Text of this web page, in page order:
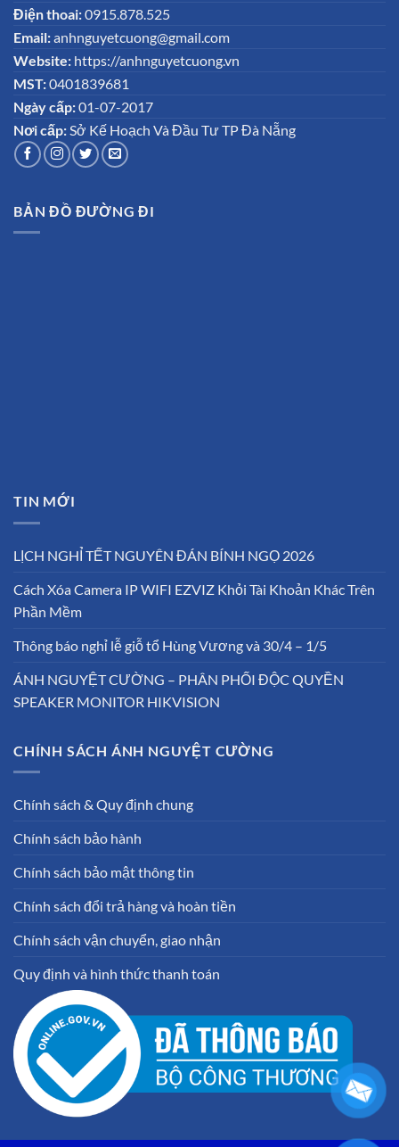
Điện thoai:0915.878.525
Email:anhnguyetcuong@gmail.com
Website: https://anhnguyetcuong.vn
MST:0401839681
Ngày cấp:01-07-2017
Nơi cấp: Sở Kế Hoạch Và Đầu Tư TP Đà Nẵng
BẢN ĐỒ ĐƯỜNG ĐI
TIN MỚI
LỊCH NGHỈ TẾT NGUYÊN ĐÁN BÍNH NGỌ 2026
Cách Xóa Camera IP WIFI EZVIZ Khỏi Tài Khoản Khác Trên
Phần Mềm
Thông báo nghỉ lễ giỗ tổ Hùng Vương và 30/4 – 1/5
ÁNH NGUYỆT CƯỜNG – PHÂN PHỐI ĐỘC QUYỀN
SPEAKER MONITOR HIKVISION
CHÍNH SÁCH ÁNH NGUYỆT CƯỜNG
Chính sách & Quy định chung
Chính sách bảo hành
Chính sách bảo mật thông tin
Chính sách đổi trả hàng và hoàn tiền
Chính sách vận chuyển, giao nhận
Quy định và hình thức thanh toán